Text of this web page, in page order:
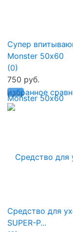
избранное
Супер
Monster 50х60
(0)
750 руб.
Средство для
SUPER-P...